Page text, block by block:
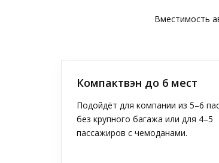
Вместимость
Компактвэн до 6 мест
Подойдёт для компании из 5–6
без крупного багажа или для 4–5
пассажиров с чемоданами.